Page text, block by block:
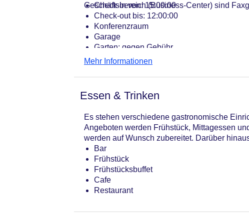
Geschäftsbereich (Business-Center) sind
Check-in von: 15:00:00
Check-out bis: 12:00:00
Konferenzraum
Garage
Garten: gegen Gebühr
Hoteleröffnung: 1987
WLAN/WiFi im Hotel
Anzahl der Konferenzräume: 1
Haustiere auf Anfrage: ohne Gebühr
Zimmerservice
Sonnenterrasse: ohne Gebühr
Gesamtanzahl der Stockwerke: 6
Gesamtanzahl der Zimmer: 270
Zahlungsarten: American Express, Diners
Landeskategorie: 4 Sterne
Mehr Informationen
Essen & Trinken
Es stehen verschiedene gastronomische
Angeboten werden Frühstück, Mittagessen
werden auf Wunsch zubereitet. Darüber
Bar
Frühstück
Frühstücksbuffet
Cafe
Restaurant